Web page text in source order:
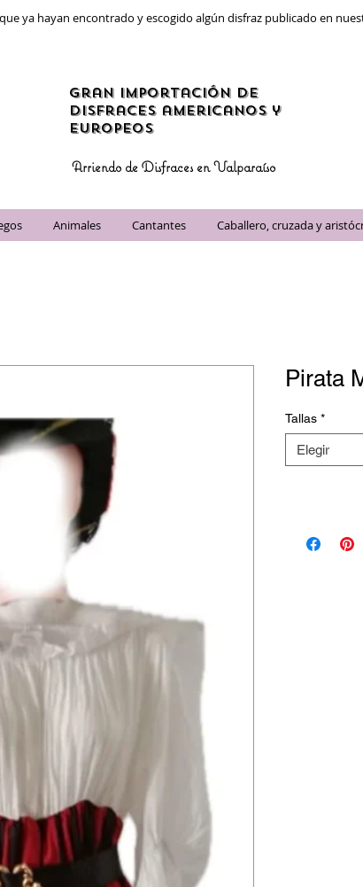
ya hayan encontrado y escogido algún disfraz publicado en
gran importación de
disfraces americanos y
Europeos
Arriendo de Disfraces en Valparaíso
Animales Cantantes Caballero, cruzada y
Pirata
Tallas *
Elegir